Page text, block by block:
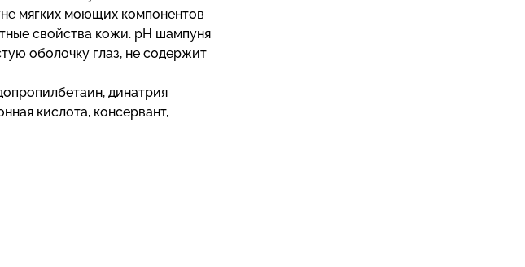
мягких моющих компонентов
свойства кожи. pH шампуня
оболочку глаз, не содержит
динатрия
кислота, консервант,